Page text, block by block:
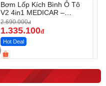
Bơm Lốp Kích Bình Ô Tô
V2 4in1 MEDICAR –
12.000mAh
2.690.000đ
1.335.100đ
Hot Deal
Máy rửa xe cầm tay xịt rửa
cao áp có tạo bọt tuyết